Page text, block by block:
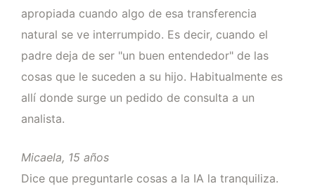
apropiada cuando algo de esa transferencia
natural se ve interrumpido. Es decir, cuando el
padre deja de ser "un buen entendedor" de las
cosas que le suceden a su hijo. Habitualmente es
allí donde surge un pedido de consulta a un
analista.
Micaela, 15 años
Dice que preguntarle cosas a la IA la tranquiliza.